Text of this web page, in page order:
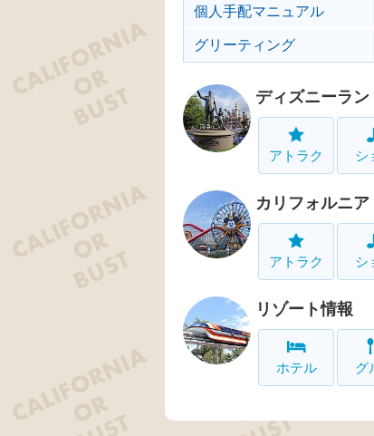
個人手配マニュアル
グリーティング
ディズニーラン
アトラク シ
カリフォルニ
アトラク シ
リゾート情報
ホテル グ